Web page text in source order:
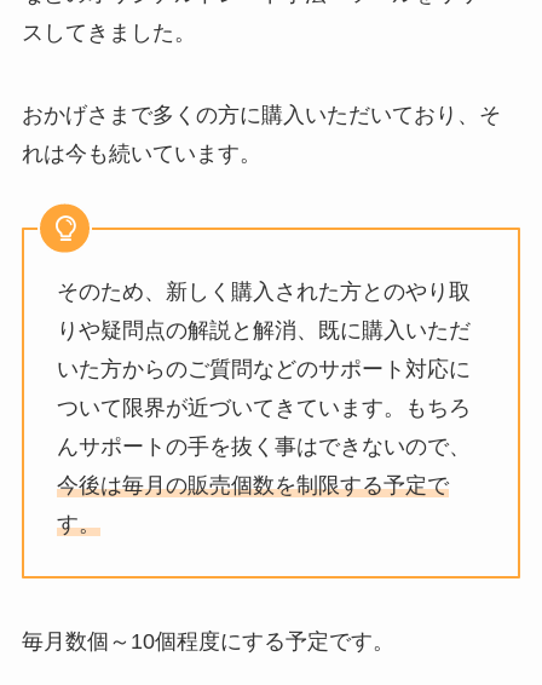
スしてきました。
おかげさまで多くの方に購入いただいており、そ
れは今も続いています。
そのため、新しく購入された方とのやり取
りや疑問点の解説と解消、既に購入いただ
いた方からのご質問などのサポート対応に
ついて限界が近づいてきています。もちろ
んサポートの手を抜く事はできないので、
今後は毎月の販売個数を制限する予定で
す。
毎月数個～10個程度にする予定です。